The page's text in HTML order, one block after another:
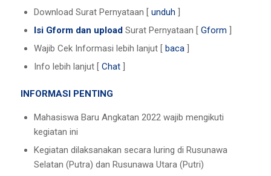
Download Surat Pernyataan [ unduh ]
Isi Gform dan uploadSurat Pernyataan [ Gform ]
Wajib Cek Informasi lebih lanjut [ baca]
Info lebih lanjut [ Chat]
INFORMASI PENTING
Mahasiswa Baru Angkatan 2022 wajib mengikuti
kegiatan ini
Kegiatan dilaksanakan secara luring di Rusunawa
Selatan (Putra) dan Rusunawa Utara (Putri)